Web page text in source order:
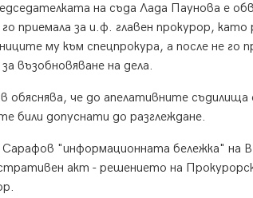
на съда Лада Паунова е
приемала за и.ф. главен прокурор, като
му към спецпрокура, а после не го
за възобновяване на дела.
обяснява, че до апелативните съдилища
били допуснати до разглеждане.
"информационната бележка" на
акт - решението на